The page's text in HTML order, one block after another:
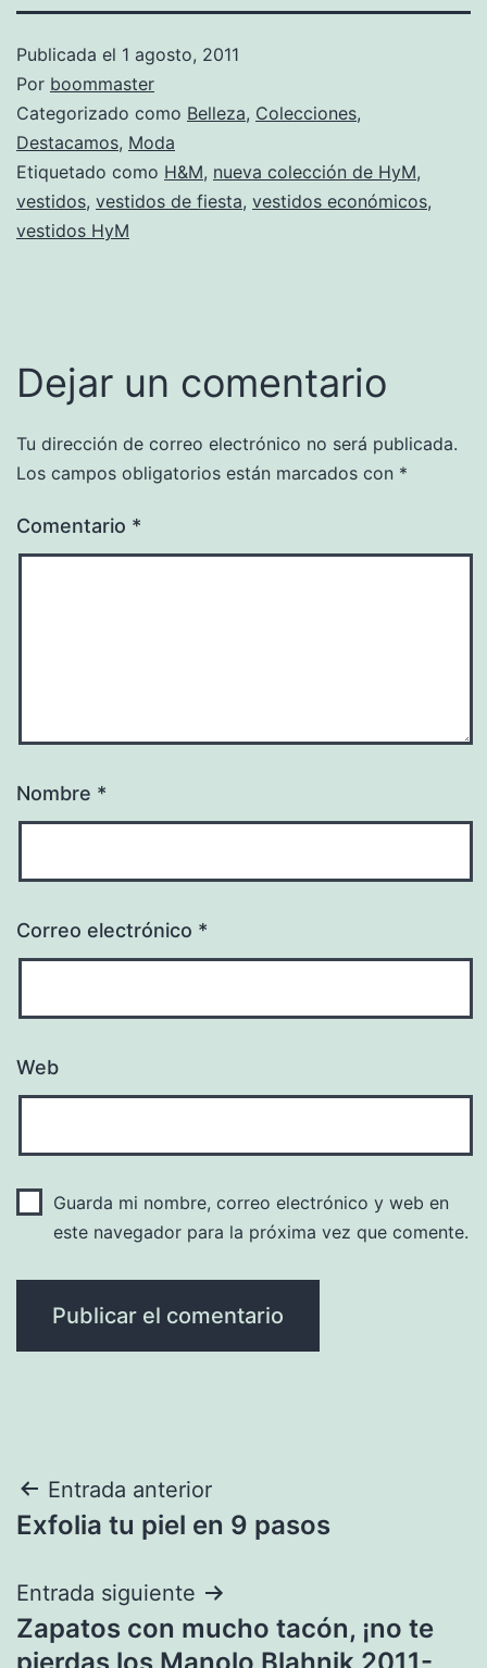
Publicada el 1 agosto, 2011
Por boommaster
Categorizado como Belleza, Colecciones,
Destacamos, Moda
Etiquetado como H&M, nueva colección de HyM,
vestidos, vestidos de fiesta, vestidos económicos,
vestidos HyM
Dejar un comentario
Tu dirección de correo electrónico no será publicada.
Los campos obligatorios están marcados con *
Comentario *
Nombre *
Correo electrónico *
Web
Guarda mi nombre, correo electrónico y web en
este navegador para la próxima vez que comente.
Navegación
de
entradas
Entrada anterior
Exfolia tu piel en 9 pasos
Entrada siguiente
Zapatos con mucho tacón, ¡no te
pierdas los Manolo Blahnik 2011-